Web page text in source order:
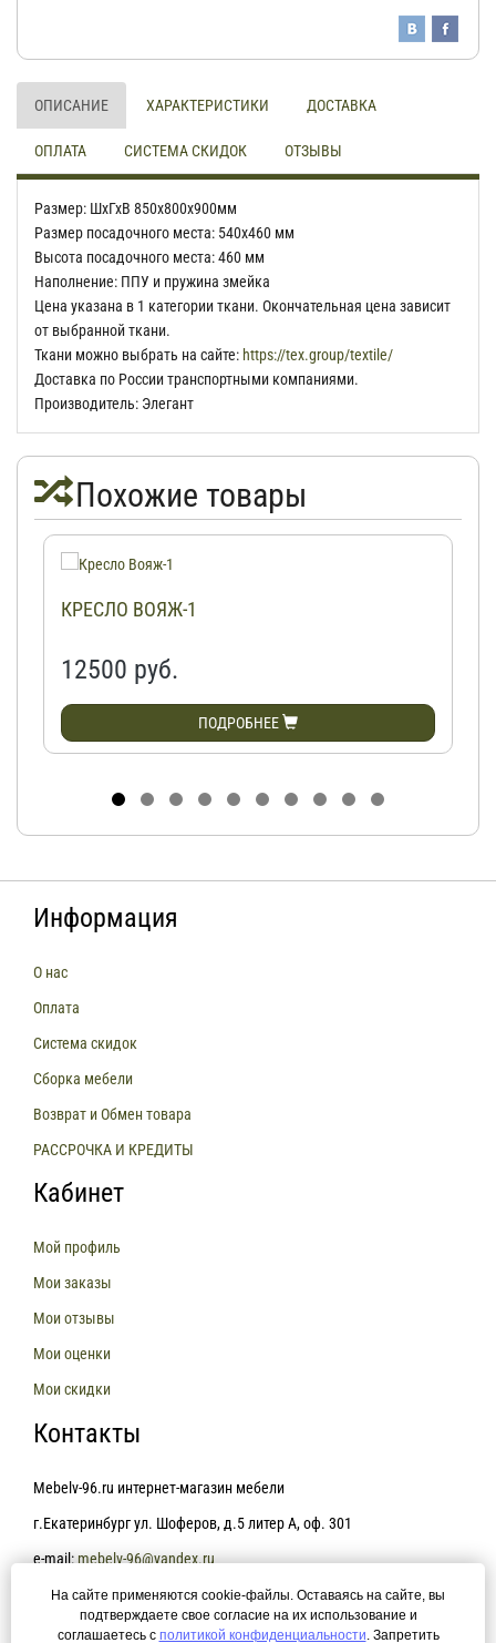
ОПИСАНИЕ ХАРАКТЕРИСТИКИ ДОСТАВКА
ОПЛАТА СИСТЕМА СКИДОК ОТЗЫВЫ
Размер: ШхГхВ 850х800х900мм
Размер посадочного места: 540х460 мм
Высота посадочного места: 460 мм
Наполнение: ППУ и пружина змейка
Цена указана в 1 категории ткани. Окончательная цена зависит
от выбранной ткани.
Ткани можно выбрать на сайте: https://tex.group/textile/
Доставка по России транспортными компаниями.
Производитель: Элегант
Похожие товары
КРЕСЛО ВОЯЖ-1
12500 руб.
ПОДРОБНЕЕ
Информация
О нас
Оплата
Система скидок
Сборка мебели
Возврат и Обмен товара
РАССРОЧКА И КРЕДИТЫ
Кабинет
Мой профиль
Мои заказы
Мои отзывы
Мои оценки
Мои скидки
Контакты
Mebelv-96.ru интернет-магазин мебели
г.Екатеринбург ул. Шоферов, д.5 литер А, оф. 301
e-mail:mebelv-96@yandex.ru
+7(343)361-81-78
На сайте применяются cookie-файлы. Оставаясь на сайте, вы
подтверждаете свое согласие на их использование и
соглашаетесь с политикой конфиденциальности. Запретить